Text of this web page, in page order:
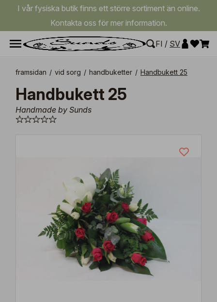
I vår fysiska butik finns ett större sortiment än online.
Kontakta oss för mer information.
FI / SV
framsidan / vid sorg / handbuketter / Handbukett 25
Handbukett 25
Handmade by Sunds